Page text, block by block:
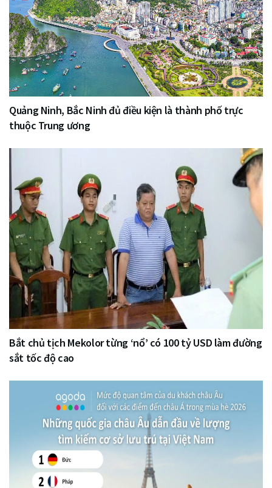
Quảng Ninh, Bắc Ninh đủ điều kiện là thành phố trực
thuộc Trung ương
Bắt chủ tịch Mekolor từng ‘nổ’ có 100 tỷ USD làm đường
sắt tốc độ cao